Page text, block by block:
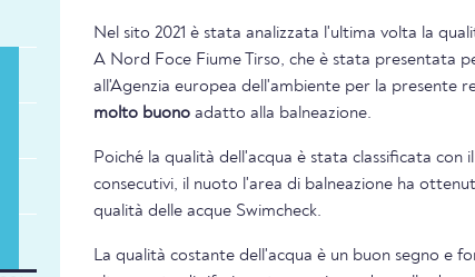
Nel sito 2021 è stata analizzata l'ultima volta la
A Nord Foce Fiume Tirso, che è stata presentata
all'Agenzia europea dell'ambiente per la presente
molto buono adatto alla balneazione.
Poiché la qualità dell'acqua è stata classificata con
consecutivi, il nuoto l'area di balneazione ha
qualità delle acque Swimcheck.
La qualità costante dell'acqua è un buon segno e